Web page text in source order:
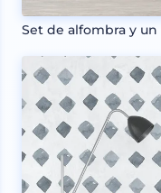
Set de alfombra y